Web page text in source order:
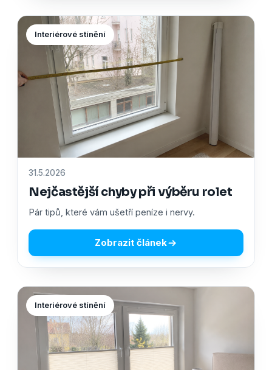
Interiérové stínění
31.5.2026
Nejčastější chyby při výběru rolet
Pár tipů, které vám ušetří peníze i nervy.
Zobrazit článek
Interiérové stínění